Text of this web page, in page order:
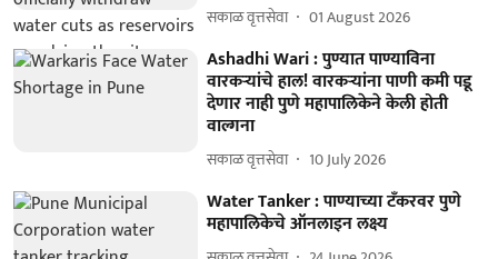
सकाळ वृत्तसेवा 01 August 2026
Ashadhi Wari : पुण्यात पाण्याविना
वारकऱ्यांचे हाल! वारकऱ्यांना पाणी कमी पडू
देणार नाही पुणे महापालिकेने केली होती
वाल्गना
सकाळ वृत्तसेवा 10 July 2026
Water Tanker : पाण्याच्या टॅंकरवर पुणे
महापालिकेचे ऑनलाइन लक्ष्य